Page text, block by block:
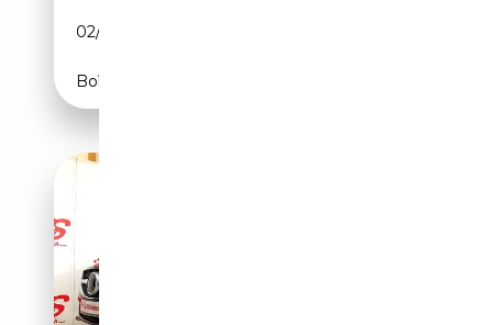
02/2013
Boîte automatique